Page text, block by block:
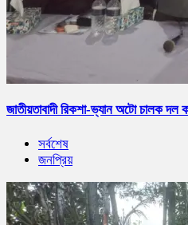
জাতীয়তাবাদী রিকশা-ভ্যান অটো চালক দল
সর্বশেষ
জনপ্রিয়